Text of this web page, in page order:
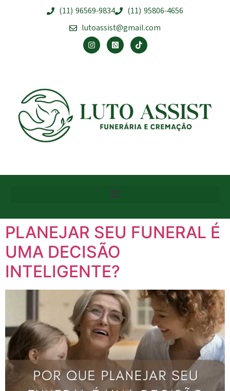
(11) 96569-9834
(11) 95806-4656
lutoassist@gmail.com
PLANEJAR SEU FUNERAL É
UMA DECISÃO
INTELIGENTE?